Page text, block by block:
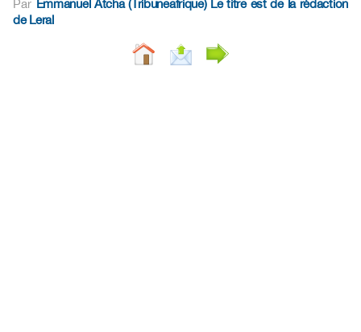
Par Emmanuel Atcha(Tribuneafrique) Le titre est de la rédaction
de Leral